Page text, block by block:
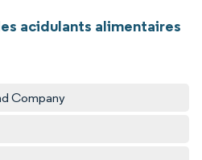
acidulants alimentaires
Company